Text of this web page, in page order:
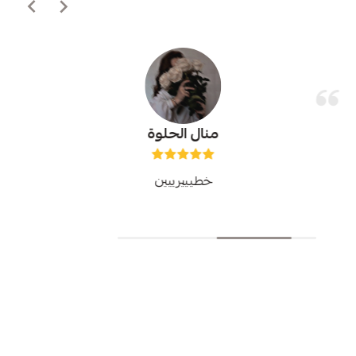
منال الحلوة
خطيييرييين